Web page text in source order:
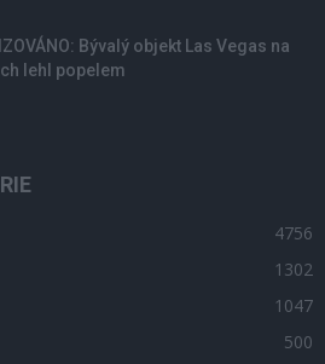
Bývalý objekt Las Vegas na
lehl popelem
4756
1302
1047
500